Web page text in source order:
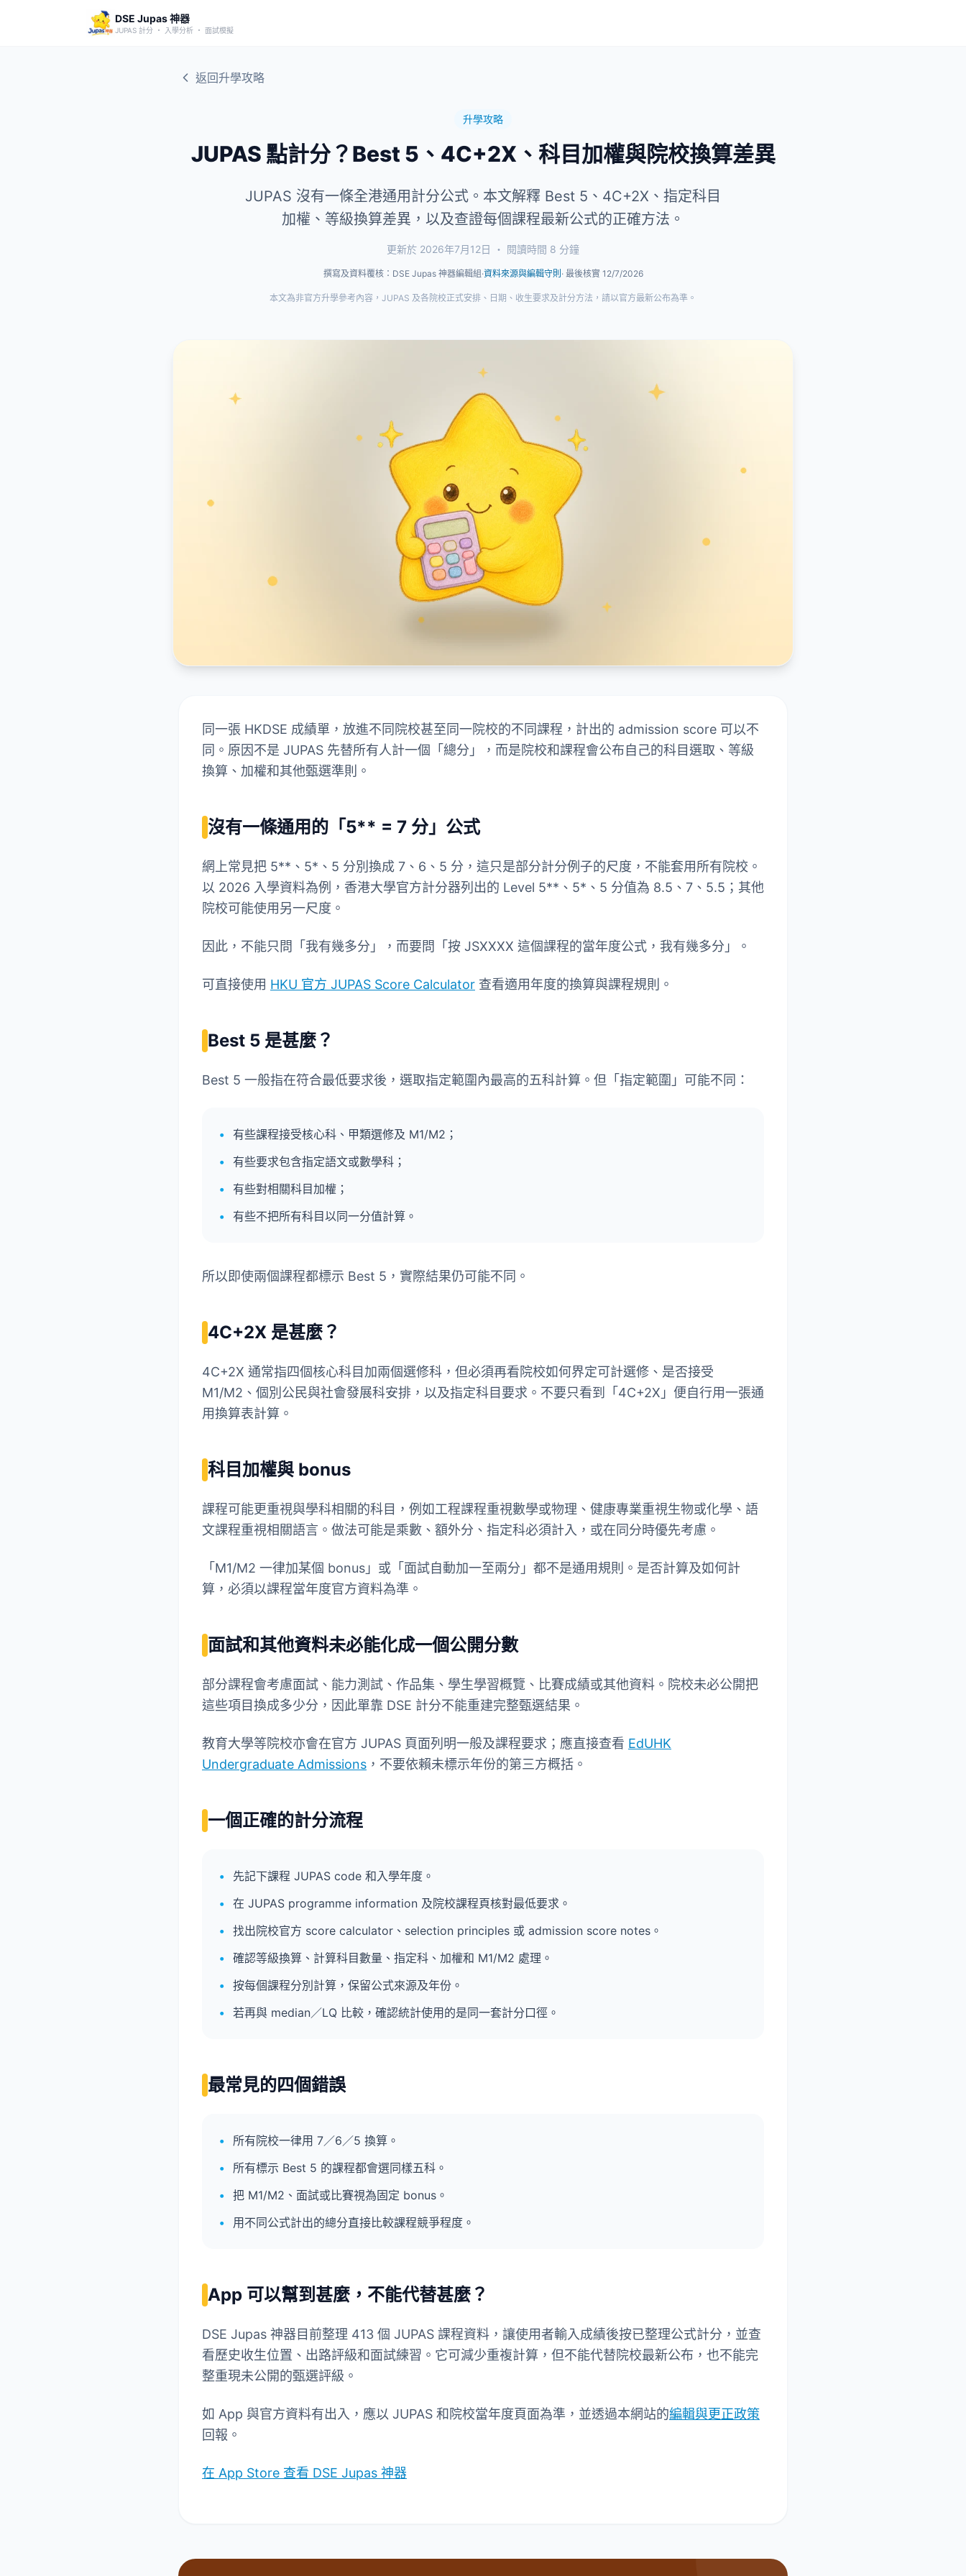
DSE Jupas 神器
JUPAS 計分 ・ 入學分析 ・ 面試模擬
返回升學攻略
升學攻略
JUPAS 點計分？Best 5、4C+2X、科目加權與院校換算差異
JUPAS 沒有一條全港通用計分公式。本文解釋 Best 5、4C+2X、指定科目
加權、等級換算差異，以及查證每個課程最新公式的正確方法。
更新於 2026年7月12日 ・ 閱讀時間 8 分鐘
撰寫及資料覆核：DSE Jupas 神器編輯組 ·資料來源與編輯守則 · 最後核實 12/7/2026
本文為非官方升學參考內容，JUPAS 及各院校正式安排、日期、收生要求及計分方法，請以官方最新公布為準。
同一張 HKDSE 成績單，放進不同院校甚至同一院校的不同課程，計出的 admission score 可以不
同。原因不是 JUPAS 先替所有人計一個「總分」，而是院校和課程會公布自己的科目選取、等級
換算、加權和其他甄選準則。
沒有一條通用的「5** = 7 分」公式
網上常見把 5**、5*、5 分別換成 7、6、5 分，這只是部分計分例子的尺度，不能套用所有院校。
以 2026 入學資料為例，香港大學官方計分器列出的 Level 5**、5*、5 分值為 8.5、7、5.5；其他
院校可能使用另一尺度。
因此，不能只問「我有幾多分」，而要問「按 JSXXXX 這個課程的當年度公式，我有幾多分」。
可直接使用 HKU 官方 JUPAS Score Calculator 查看適用年度的換算與課程規則。
Best 5 是甚麼？
Best 5 一般指在符合最低要求後，選取指定範圍內最高的五科計算。但「指定範圍」可能不同：
有些課程接受核心科、甲類選修及 M1/M2；
有些要求包含指定語文或數學科；
有些對相關科目加權；
有些不把所有科目以同一分值計算。
所以即使兩個課程都標示 Best 5，實際結果仍可能不同。
4C+2X 是甚麼？
4C+2X 通常指四個核心科目加兩個選修科，但必須再看院校如何界定可計選修、是否接受
M1/M2、個別公民與社會發展科安排，以及指定科目要求。不要只看到「4C+2X」便自行用一張通
用換算表計算。
科目加權與 bonus
課程可能更重視與學科相關的科目，例如工程課程重視數學或物理、健康專業重視生物或化學、語
文課程重視相關語言。做法可能是乘數、額外分、指定科必須計入，或在同分時優先考慮。
「M1/M2 一律加某個 bonus」或「面試自動加一至兩分」都不是通用規則。是否計算及如何計
算，必須以課程當年度官方資料為準。
面試和其他資料未必能化成一個公開分數
部分課程會考慮面試、能力測試、作品集、學生學習概覽、比賽成績或其他資料。院校未必公開把
這些項目換成多少分，因此單靠 DSE 計分不能重建完整甄選結果。
教育大學等院校亦會在官方 JUPAS 頁面列明一般及課程要求；應直接查看 EdUHK
Undergraduate Admissions ，不要依賴未標示年份的第三方概括。
一個正確的計分流程
先記下課程 JUPAS code 和入學年度。
在 JUPAS programme information 及院校課程頁核對最低要求。
找出院校官方 score calculator、selection principles 或 admission score notes。
確認等級換算、計算科目數量、指定科、加權和 M1/M2 處理。
按每個課程分別計算，保留公式來源及年份。
若再與 median／LQ 比較，確認統計使用的是同一套計分口徑。
最常見的四個錯誤
所有院校一律用 7／6／5 換算。
所有標示 Best 5 的課程都會選同樣五科。
把 M1/M2、面試或比賽視為固定 bonus。
用不同公式計出的總分直接比較課程競爭程度。
App 可以幫到甚麼，不能代替甚麼？
DSE Jupas 神器目前整理 413 個 JUPAS 課程資料，讓使用者輸入成績後按已整理公式計分，並查
看歷史收生位置、出路評級和面試練習。它可減少重複計算，但不能代替院校最新公布，也不能完
整重現未公開的甄選評級。
如 App 與官方資料有出入，應以 JUPAS 和院校當年度頁面為準，並透過本網站的編輯與更正政策
回報。
在 App Store 查看 DSE Jupas 神器